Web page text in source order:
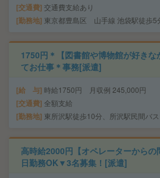
交通費 交通費支給あり
勤務地 東京都豊島区 山手線 池袋駅徒歩5
1750円＊【図書館や博物館が好き
てお仕事＊事務[派遣]
給 与 時給1750円 月収例 245,000円
交通費 全額支給
勤務地 東所沢駅徒歩10分、所沢駅民間バ
高時給2000円【オペレーターからの
日勤務OK▼3名募集！[派遣]